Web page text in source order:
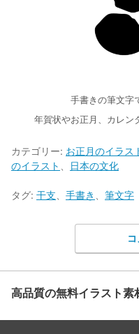
手書きの筆文字
年賀状やお正月、カレン
カテゴリー: お正月のイラス
のイラスト
日本の文化
タグ: 干支 手書き 筆文字
高品質の無料イラスト